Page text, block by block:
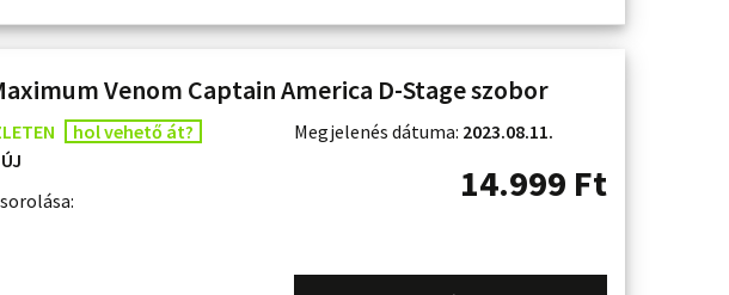
Venom Captain America D-Stage szobor
hol vehető át?
ÚJ
Megjelenés dátuma: 2023.08.11.
14.999 Ft